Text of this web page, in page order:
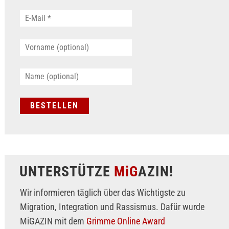
UNTERSTÜTZE MiGAZIN!
Wir informieren täglich über das Wichtigste zu
Migration, Integration und Rassismus. Dafür wurde
MiGAZIN mit dem Grimme Online Award